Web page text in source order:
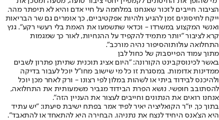
הציבור. חייבים לזכור שאנחנו במלחמה על חיי אדם והיא לא תיפתר מהר.
ייקח לחיסונים זמן להגיע ולהיות אפקטיביים, כך אומרים גם שר הבריאות
ואנשי המקצוע במשרדו - וכדאי שתשמעו את האמת בלי רעשי רקע". גנץ
קרא לציבור "יותר מתמיד להקפיד על ההנחיות, לאור כך שמגמות
התחלואה עולותוהסיפור נהיה מורכב".
מתוך עמוד הפייסבוק של כחול לבן
באשר לכינוסקבינט הקורונה: "היום אציג תוכנית שתיתן פתרון לשבים
ממדינות אדומות. במסגרת זו כל מי שישוב מחו"ל יוכל לעבור בדיקה
ולהיכנס לבידוד ביתי או לשהות במלון לפי רצונו - ורק לאחר מכן יוכל
להסתובב חופשי. נושא הפרת הבידוד מגביר משמעותית את התחלואה,
אנחנו רואים את הנתונים וחייבים לעצור את העניין הזה".
בתוך כך, יו"ר הקואליציה יאיר לפיד אמר בפתח ישיבת סיעתו: "יש עתיד
היא הצ'אנס היחיד לנצח את נתניהו. הבחירה היא להתאחד או להתאבד".